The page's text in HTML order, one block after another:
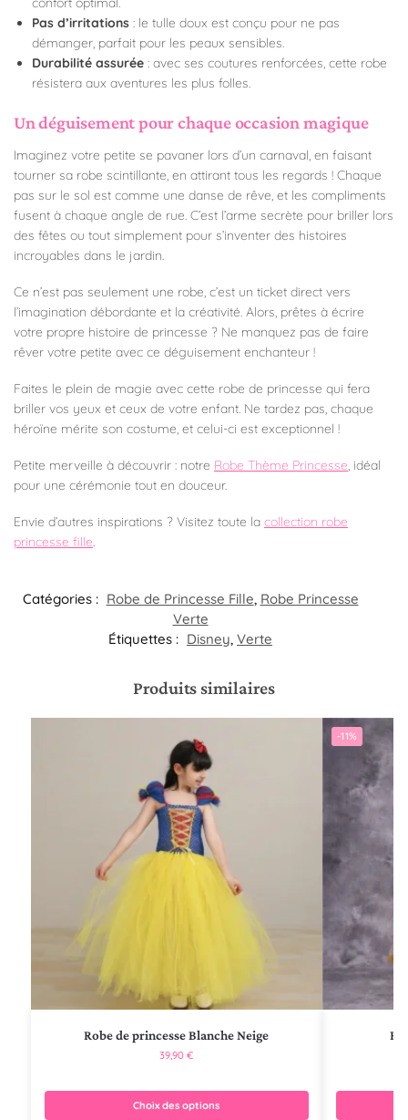
Pas d’irritations : le tulle doux est conçu pour ne pas
démanger, parfait pour les peaux sensibles.
Durabilité assurée : avec ses coutures renforcées, cette robe
résistera aux aventures les plus folles.
Un déguisement pour chaque occasion magique
Imaginez votre petite se pavaner lors d’un carnaval, en faisant
tourner sa robe scintillante, en attirant tous les regards ! Chaque
pas sur le sol est comme une danse de rêve, et les compliments
fusent à chaque angle de rue. C’est l’arme secrète pour briller lors
des fêtes ou tout simplement pour s’inventer des histoires
incroyables dans le jardin.
Ce n’est pas seulement une robe, c’est un ticket direct vers
l’imagination débordante et la créativité. Alors, prêtes à écrire
votre propre histoire de princesse ? Ne manquez pas de faire
rêver votre petite avec ce déguisement enchanteur !
Faites le plein de magie avec cette robe de princesse qui fera
briller vos yeux et ceux de votre enfant. Ne tardez pas, chaque
héroïne mérite son costume, et celui-ci est exceptionnel !
Petite merveille à découvrir : notre Robe Thème Princesse, idéal
pour une cérémonie tout en douceur.
Envie d’autres inspirations ? Visitez toute la collection robe
princesse fille.
Catégories : Robe de Princesse Fille, Robe Princesse
Verte
Étiquettes : Disney, Verte
Produits similaires
Robe de princesse Blanche Neige
39,90€
Choix des options
-11%